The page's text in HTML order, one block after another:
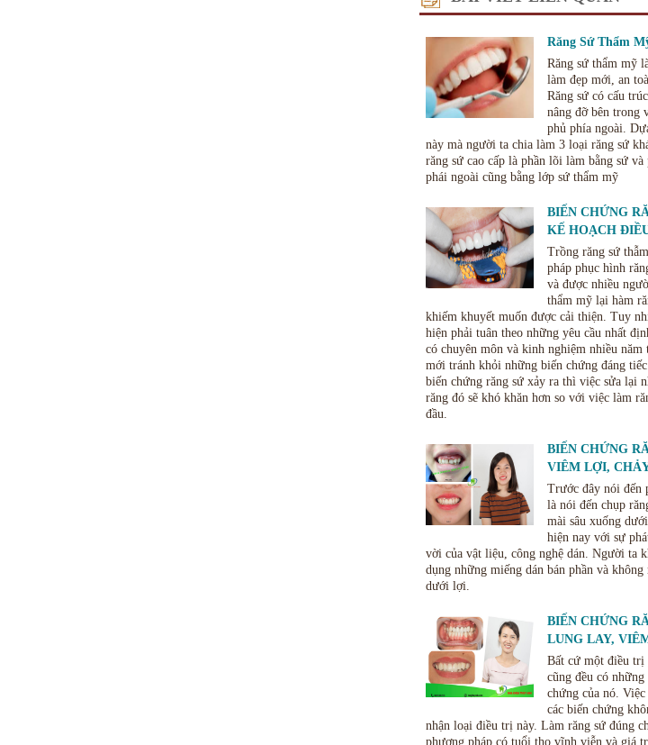
Răng Sứ Thẩm
Răng sứ thẩm mỹ
làm đẹp mới, an
Răng sứ có cấu
nâng đỡ bên trong
phủ phía ngoài.
này mà người ta chia làm 3 loại răng sứ
răng sứ cao cấp là phần lõi làm bằng sứ và
phái ngoài cũng bằng lớp sứ thẩm mỹ
BIẾN CHỨNG
KẾ HOẠCH
KHÔNG RÕ
Trồng răng sứ
pháp phục hình
và được nhiều
thẩm mỹ lại hàm
khiếm khuyết muốn được cải thiện. Tuy
hiện phải tuân theo những yêu cầu nhất
có chuyên môn và kinh nghiệm nhiều năm
mới tránh khỏi những biến chứng đáng
biến chứng răng sứ xảy ra thì việc sửa lại
răng đó sẽ khó khăn hơn so với việc làm
đầu.
BIẾN CHỨNG
VIÊM LỢI,
MIỆNG VÀ
PHỤC
Trước đây nói đến
là nói đến chụp
mài sâu xuống
hiện nay với sự
vời của vật liệu, công nghệ dán. Người ta
dụng những miếng dán bán phần và không
dưới lợi.
BIẾN CHỨNG
LUNG LAY,
RĂNG VÀ NỨT
Bất cứ một điều trị
cũng đều có
chứng của nó.
các biến chứng
nhận loại điều trị này. Làm răng sứ đúng
phương pháp có tuổi thọ vĩnh viễn và giá